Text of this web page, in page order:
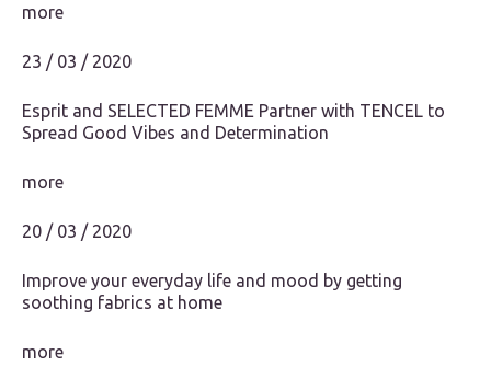
more
23 / 03 / 2020
Esprit and SELECTED FEMME Partner with TENCEL to
Spread Good Vibes and Determination
more
20 / 03 / 2020
Improve your everyday life and mood by getting
soothing fabrics at home
more